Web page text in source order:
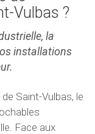
Vulbas ?
la
installations
Saint-Vulbas, le
Face aux